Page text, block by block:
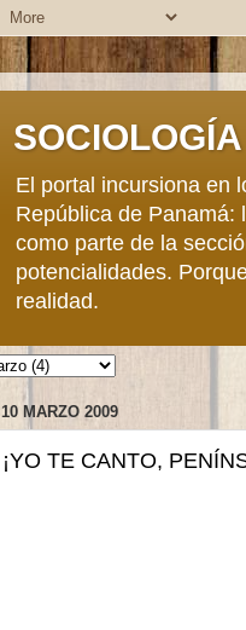
El portal incursiona en
República de Panamá:
como parte de la
potencialidades.
realidad.
10 MARZO 2009
¡YO TE CANTO,